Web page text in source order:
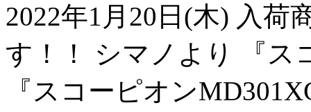
2022年1月20日(木) 入荷
す！！ シマノより 『ス
『スコーピオン